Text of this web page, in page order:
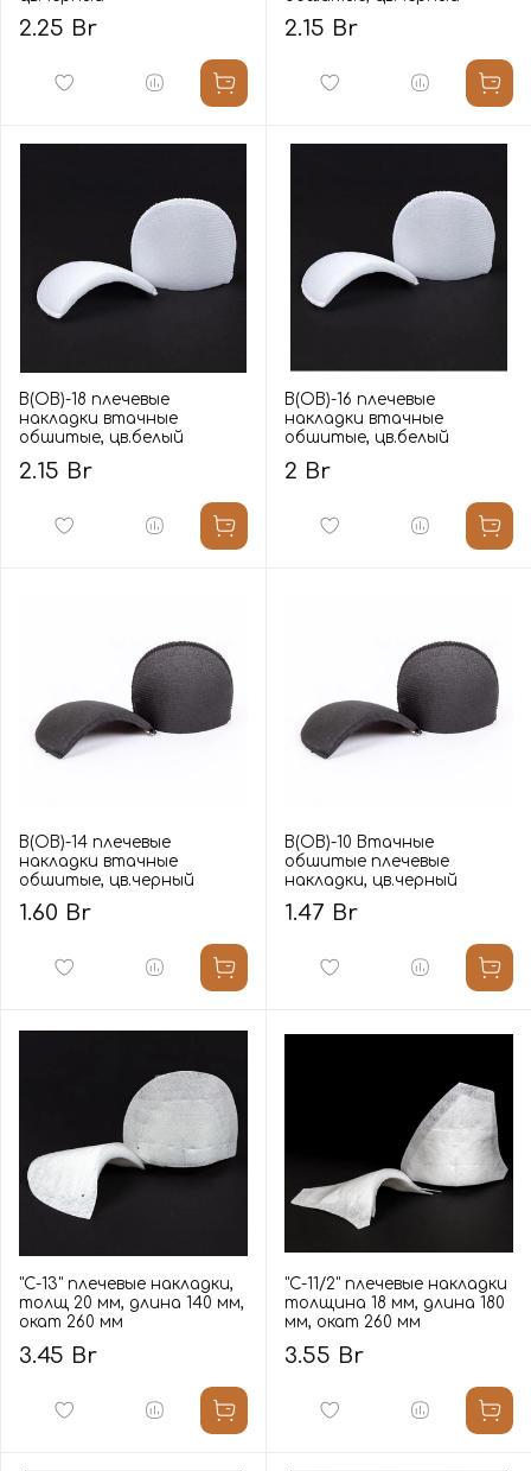
2.25 Br 2.15 Br
В(ОВ)-18 плечевые
накладки втачные
обшитые, цв.белый
2.15 Br
В(ОВ)-16 плечевые
накладки втачные
обшитые, цв.белый
2 Br
В(ОВ)-14 плечевые
накладки втачные
обшитые, цв.черный
1.60 Br
В(ОВ)-10 Втачные
обшитые плечевые
накладки, цв.черный
1.47 Br
"С-13" плечевые накладки,
толщ 20 мм, длина 140 мм,
окат 260 мм
3.45 Br
"С-11/2" плечевые накладки
толщина 18 мм, длина 180
мм, окат 260 мм
3.55 Br